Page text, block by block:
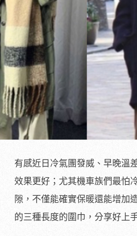
有感近日冷氣團發威、早晚溫
效果更好；尤其機車族們最怕
隙，不僅能確實保暖還能增加
的三種長度的圍巾，分享好上